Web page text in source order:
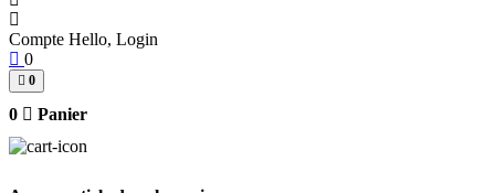
Compte Hello, Login
0
0
0 Panier